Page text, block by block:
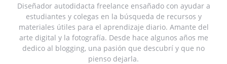
Diseñador autodidacta freelance ensañado con ayudar a
estudiantes y colegas en la búsqueda de recursos y
materiales útiles para el aprendizaje diario. Amante del
arte digital y la fotografía. Desde hace algunos años me
dedico al blogging, una pasión que descubrí y que no
pienso dejarla.